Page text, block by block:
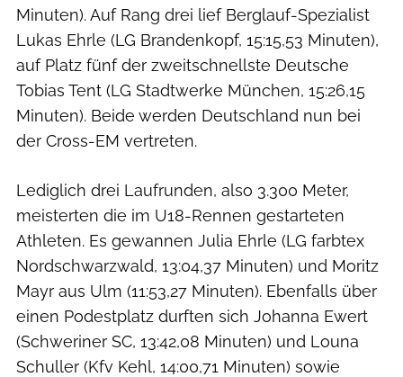
Minuten). Auf Rang drei lief Berglauf-Spezialist
Lukas Ehrle (LG Brandenkopf, 15:15,53 Minuten),
auf Platz fünf der zweitschnellste Deutsche
Tobias Tent (LG Stadtwerke München, 15:26,15
Minuten). Beide werden Deutschland nun bei
der Cross-EM vertreten.
Lediglich drei Laufrunden, also 3.300 Meter,
meisterten die im U18-Rennen gestarteten
Athleten. Es gewannen Julia Ehrle (LG farbtex
Nordschwarzwald, 13:04,37 Minuten) und Moritz
Mayr aus Ulm (11:53,27 Minuten). Ebenfalls über
einen Podestplatz durften sich Johanna Ewert
(Schweriner SC, 13:42,08 Minuten) und Louna
Schuller (Kfv Kehl, 14:00,71 Minuten) sowie